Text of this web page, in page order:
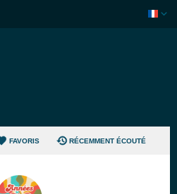
FAVORIS RÉCEMMENT ÉCOUTÉ